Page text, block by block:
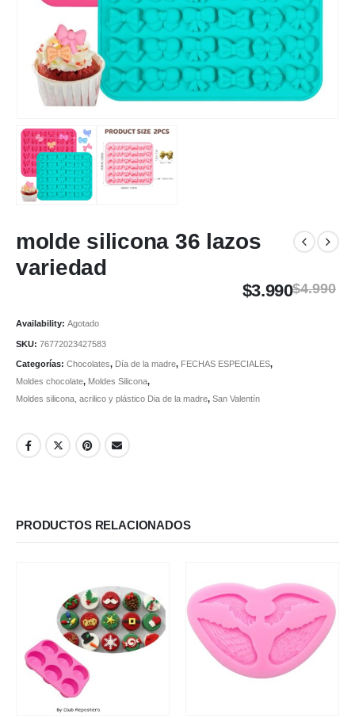
molde silicona 36 lazos
variedad
$4.990
$3.990
Availability: Agotado
SKU: 76772023427583
Categorías: Chocolates, Día de la madre, FECHAS ESPECIALES,
Moldes chocolate, Moldes Silicona,
Moldes silicona, acrilico y plástico Dia de la madre, San Valentín
PRODUCTOS RELACIONADOS